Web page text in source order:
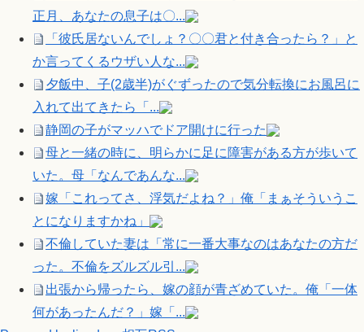
正月、あなたの息子は〇...
「彼氏居ないんでしょ？〇〇君と付き合ったら？」と
か言ってくるウザい人な...
夕飯中、子(2歳半)がぐずったので気分転換にお風呂に
入れて出てきたら「...
静岡の子がマッハでドア開けに行った
母と一緒の時に、明らかに足に障害がある方が歩いて
いた。母「なんであんな...
嫁「これってさ、浮気だよね？」俺「まぁそういうこ
とになりますかね」
不倫していた妻は「常に一番大事なのはあなたの方だ
った。不倫をズルズル引...
出張から帰ったら、嫁の顔が青ざめていた。俺「一体
何があったんだ？」嫁「...